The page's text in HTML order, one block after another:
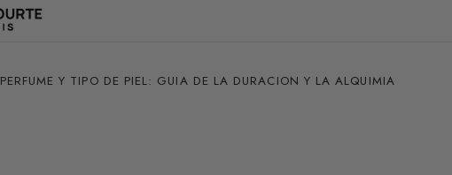
PERFUME Y TIPO DE PIEL: GUIA DE LA DURACION Y LA ALQUIMIA